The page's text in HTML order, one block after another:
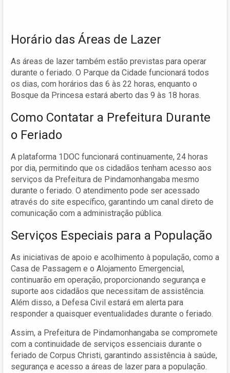
Horário das Áreas de Lazer
As áreas de lazer também estão previstas para operar
durante o feriado. O Parque da Cidade funcionará todos
os dias, com horários das 6 às 22 horas, enquanto o
Bosque da Princesa estará aberto das 9 às 18 horas.
Como Contatar a Prefeitura Durante
o Feriado
A plataforma 1DOC funcionará continuamente, 24 horas
por dia, permitindo que os cidadãos tenham acesso aos
serviços da Prefeitura de Pindamonhangaba mesmo
durante o feriado. O atendimento pode ser acessado
através do site específico, garantindo um canal direto de
comunicação com a administração pública.
Serviços Especiais para a População
As iniciativas de apoio e acolhimento à população, como a
Casa de Passagem e o Alojamento Emergencial,
continuarão em operação, proporcionando segurança e
suporte aos cidadãos que necessitam de assistência.
Além disso, a Defesa Civil estará em alerta para
responder a quaisquer eventualidades durante o feriado.
Assim, a Prefeitura de Pindamonhangaba se compromete
com a continuidade de serviços essenciais durante o
feriado de Corpus Christi, garantindo assistência à saúde,
segurança e acesso a áreas de lazer para a população.